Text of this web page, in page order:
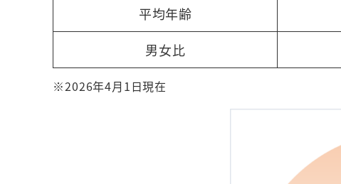
平均年齢
男女比
※2026年4月1日現在